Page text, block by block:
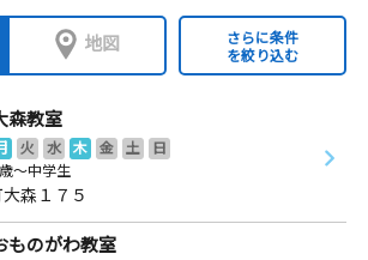
地図
さらに条件
を絞り込む
森教室
火 水 木 金 土
日
～中学生
森１７５
ものがわ教室